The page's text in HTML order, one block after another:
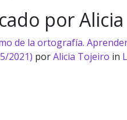
por
de la ortografía.
2021) porAlicia Tojeiro in